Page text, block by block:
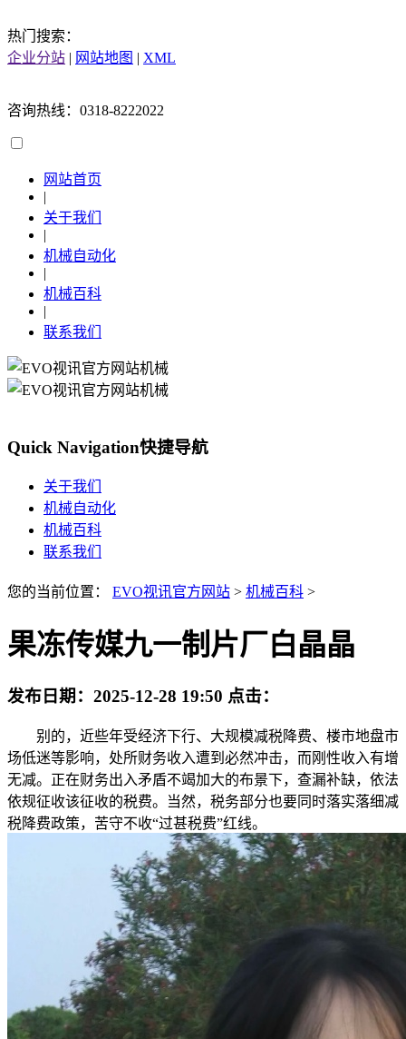
热门搜索：
企业分站 | 网站地图 | XML
咨询热线：0318-8222022
网站首页
|
关于我们
|
机械自动化
|
机械百科
|
联系我们
Quick Navigation快捷导航
关于我们
机械自动化
机械百科
联系我们
您的当前位置： EVO视讯官方网站 > 机械百科 >
果冻传媒九一制片厂白晶晶
发布日期： 2025-12-28 19:50 点击：
别的，近些年受经济下行、大规模减税降费、楼市地盘市
场低迷等影响，处所财务收入遭到必然冲击，而刚性收入有增
无减。正在财务出入矛盾不竭加大的布景下，查漏补缺，依法
依规征收该征收的税费。当然，税务部分也要同时落实落细减
税降费政策，苦守不收“过甚税费”红线。